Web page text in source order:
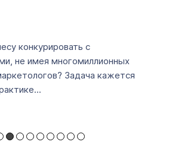
конкурировать с
не имея многомиллионных
Задача кажется